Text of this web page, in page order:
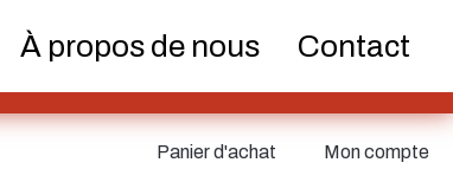
À propos de nous Contact
Panier d'achat Mon compte